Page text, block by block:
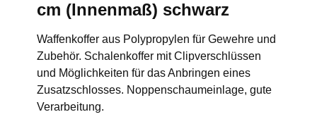
cm (Innenmaß) schwarz
Waffenkoffer aus Polypropylen für Gewehre und
Zubehör. Schalenkoffer mit Clipverschlüssen
und Möglichkeiten für das Anbringen eines
Zusatzschlosses. Noppenschaumeinlage, gute
Verarbeitung.